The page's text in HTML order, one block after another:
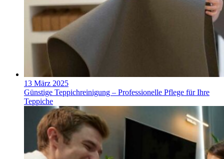
13 März 2025
Günstige Teppichreinigung – Professionelle Pflege für Ihre
Teppiche